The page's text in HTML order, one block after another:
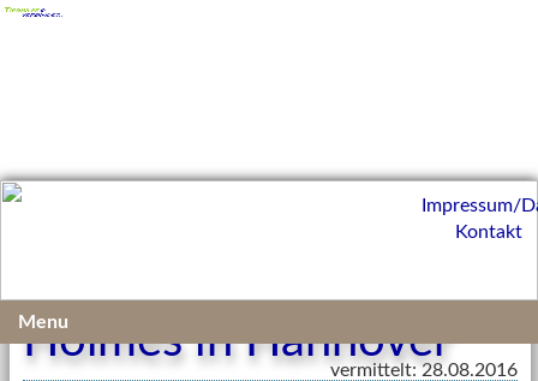
Holmes in Hannover
vermittelt: 28.08.2016
Impressum/
Kontakt
Menu